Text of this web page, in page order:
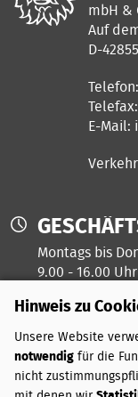
mbH &
Auf
D-
E-Mail:
Montags bis
9.00 - 16.00 Uhr
Freitags ist
Hinweis zu
Unsere Website
notwendig für die
nicht